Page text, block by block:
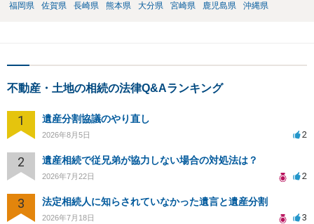
福岡県
佐賀県 長崎県 熊本県 大分県 宮崎県 鹿児島県 沖縄県
不動産・土地の相続の法律Q&Aランキング
1 遺産分割協議のやり直し
2026年8月5日 2
2 遺産相続で従兄弟が協力しない場合の対処法は？
2026年7月22日 2
3 法定相続人に知らされていなかった遺言と遺産分割
2026年7月18日 3